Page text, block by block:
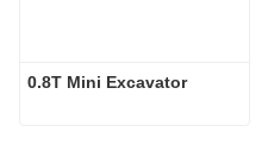
0.8T Mini Excavator